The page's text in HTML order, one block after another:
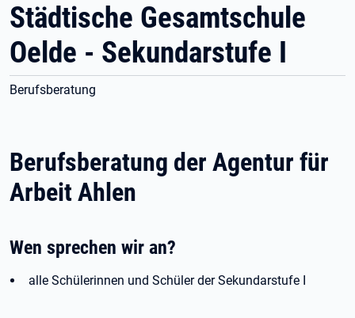
Städtische Gesamtschule
Oelde - Sekundarstufe I
Berufsberatung
Berufsberatung der Agentur für
Arbeit Ahlen
Wen sprechen wir an?
alle Schülerinnen und Schüler der Sekundarstufe I